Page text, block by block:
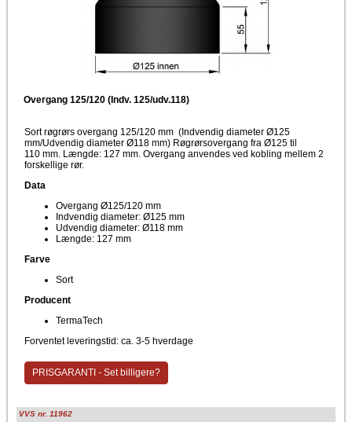
Overgang 125/120 (Indv. 125/udv.118)
Sort røgrørs overgang 125/120 mm (Indvendig diameter Ø125
mm/Udvendig diameter Ø118 mm) Røgrørsovergang fra Ø125 til
110 mm. Længde: 127 mm. Overgang anvendes ved kobling mellem 2
forskellige rør.
Data
Overgang Ø125/120 mm
Indvendig diameter: Ø125 mm
Udvendig diameter: Ø118 mm
Længde: 127 mm
Farve
Sort
Producent
TermaTech
Forventet leveringstid: ca. 3-5 hverdage
PRISGARANTI - Set billigere?
VVS nr. 11962